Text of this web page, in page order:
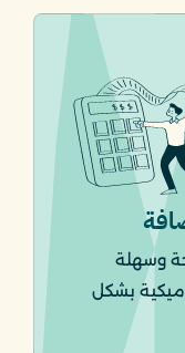
وسهلة
بشكل